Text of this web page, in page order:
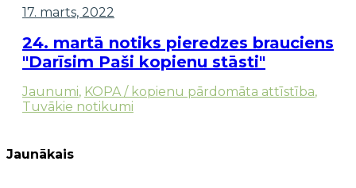
17. marts, 2022
24. martā notiks pieredzes brauciens
"Darīsim Paši kopienu stāsti"
Jaunumi, KOPA / kopienu pārdomāta attīstība,
Tuvākie notikumi
Jaunākais